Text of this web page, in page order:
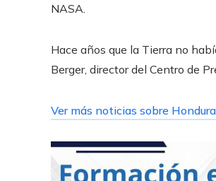
NASA.
Hace años que la Tierra no
Berger, director del Centro de
Ver más noticias sobre